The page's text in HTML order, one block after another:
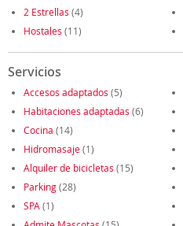
2 Estrellas (4)
Hostales (11)
Servicios
Accesos adaptados (5)
Habitaciones adaptadas (6)
Cocina (14)
Hidromasaje(1)
Alquiler de bicicletas (15)
Parking(28)
SPA (1)